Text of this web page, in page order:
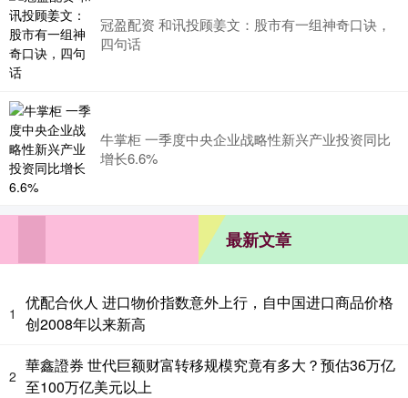
冠盈配资 和讯投顾姜文：股市有一组神奇口诀，
四句话
牛掌柜 一季度中央企业战略性新兴产业投资同比
增长6.6%
最新文章
1
优配合伙人 进口物价指数意外上行，自中国进口商品价格
创2008年以来新高
2
華鑫證券 世代巨额财富转移规模究竟有多大？预估36万亿
至100万亿美元以上